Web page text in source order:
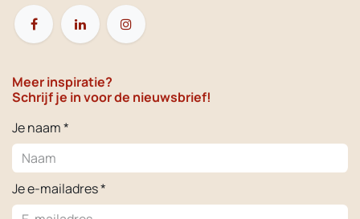
Meer inspiratie?
Schrijf je in voor de nieuwsbrief!
Je naam *
Je e-mailadres *